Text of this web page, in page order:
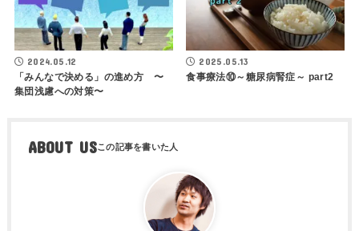
2024.05.12
「みんなで決める」の進め方 〜
集団浅慮への対策〜
2025.05.13
食事療法⑩～糖尿病腎症～ part2
ABOUT US